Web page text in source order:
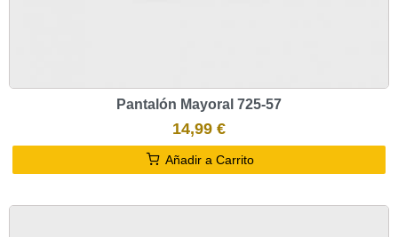
Pantalón Mayoral 725-57
14,99 €
Añadir a Carrito